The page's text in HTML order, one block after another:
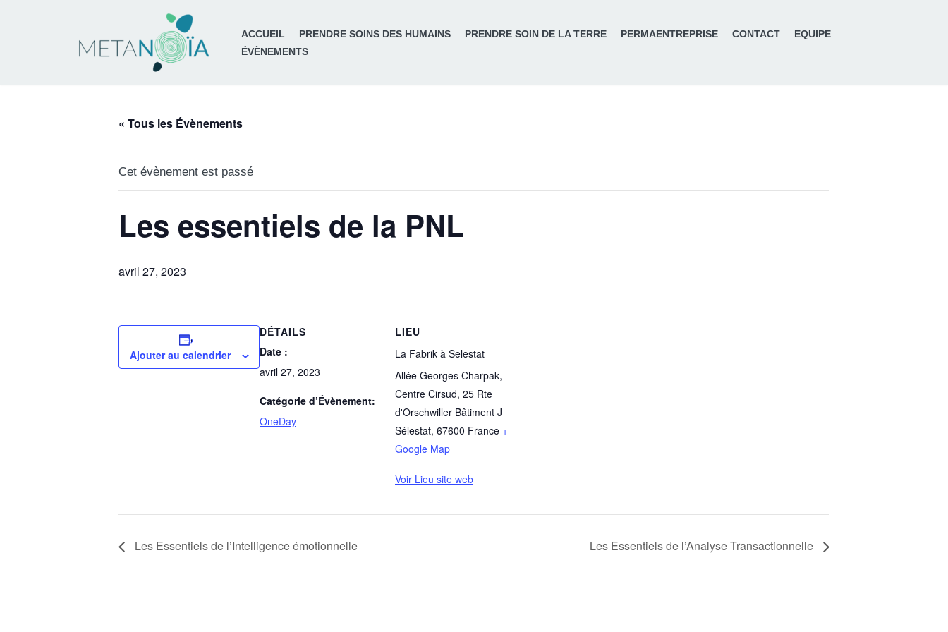
ACCUEIL PRENDRE SOINS DES HUMAINS PRENDRE SOIN DE LA TERRE PERMAENTREPRISE CONTACT
EQUIPE
ÉVÈNEMENTS
« Tous les Évènements
Cet évènement est passé
Les essentiels de la PNL
avril 27, 2023
Ajouter au calendrier
DÉTAILS
Date :
avril 27, 2023
Catégorie d’Évènement:
OneDay
LIEU
La Fabrik à Selestat
Allée Georges Charpak,
Centre Cirsud, 25 Rte
d'Orschwiller Bâtiment J
Sélestat, 67600 France +
Google Map
Voir Lieu site web
Les Essentiels de l’Intelligence émotionnelle Les Essentiels de l’Analyse Transactionnelle